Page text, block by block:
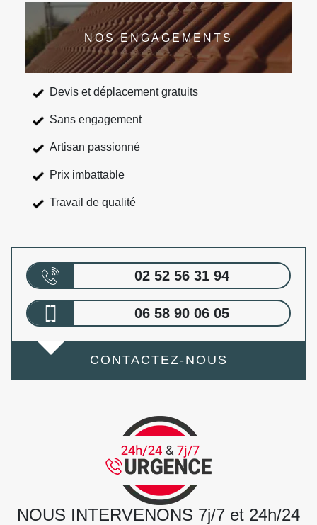
NOS ENGAGEMENTS
Devis et déplacement gratuits
Sans engagement
Artisan passionné
Prix imbattable
Travail de qualité
02 52 56 31 94
06 58 90 06 05
CONTACTEZ-NOUS
NOUS INTERVENONS 7j/7 et 24h/24